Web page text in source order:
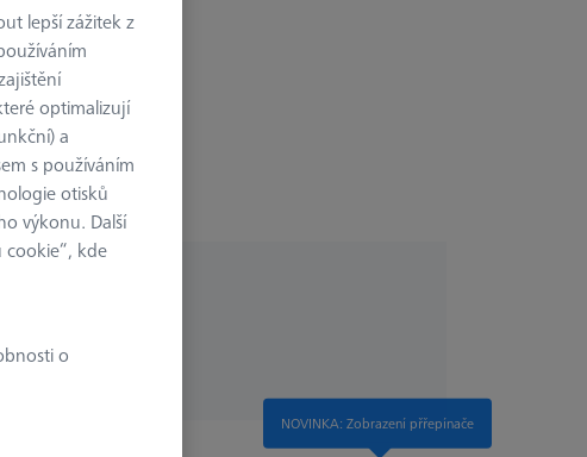
NOVINKA: Zobrazení přřepínače
lepší zážitek z
optimalizují
a
s používáním
otisků
výkonu. Další
cookie“, kde
o